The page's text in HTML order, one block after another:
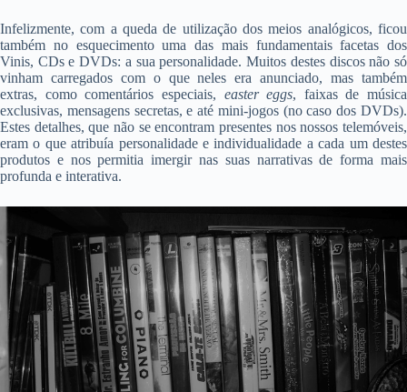
Infelizmente, com a queda de utilização dos meios analógicos, ficou
também no esquecimento uma das mais fundamentais facetas dos
Vinis, CDs e DVDs: a sua personalidade. Muitos destes discos não só
vinham carregados com o que neles era anunciado, mas também
extras, como comentários especiais, easter eggs, faixas de música
exclusivas, mensagens secretas, e até mini-jogos (no caso dos DVDs).
Estes detalhes, que não se encontram presentes nos nossos telemóveis,
eram o que atribuía personalidade e individualidade a cada um destes
produtos e nos permitia imergir nas suas narrativas de forma mais
profunda e interativa.